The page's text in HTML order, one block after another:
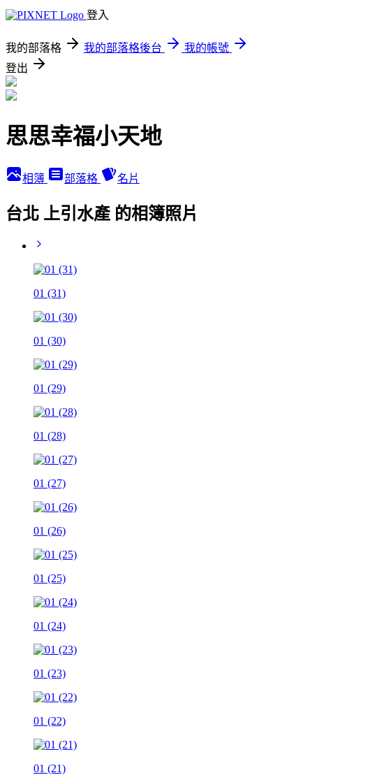
登入
我的部落格 我的部落格後台
我的帳號
登出
思思幸福小天地
相簿 部落格 名片
台北 上引水產 的相簿照片
01 (31)
01 (30)
01 (29)
01 (28)
01 (27)
01 (26)
01 (25)
01 (24)
01 (23)
01 (22)
01 (21)